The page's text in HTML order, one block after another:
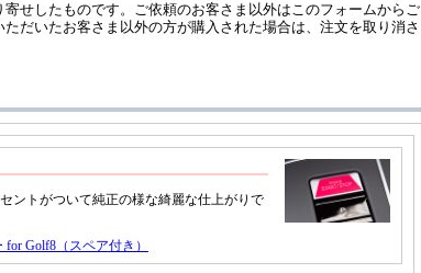
せしたものです。ご依頼のお客さま以外はこのフォームからご
だいたお客さま以外の方が購入された場合は、注文を取り消さ